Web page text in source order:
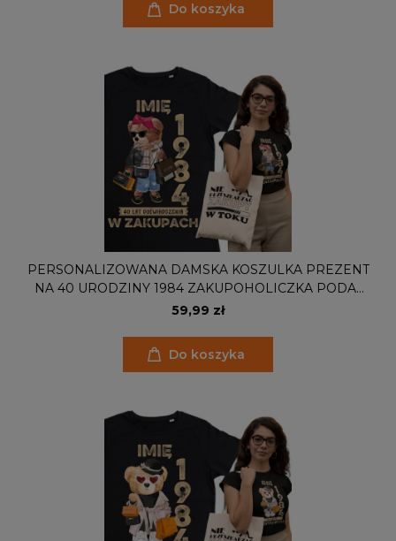
Do koszyka
PERSONALIZOWANA DAMSKA KOSZULKA PREZENT
NA 40 URODZINY 1984 ZAKUPOHOLICZKA PODAJ
IMIĘ TORBA GRATIS
59,99 zł
Do koszyka